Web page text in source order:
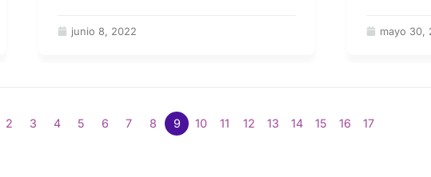
junio 8, 2022 mayo 30,
2 3 4 5 6 7 8 9 10 11 12 13 14 15 16 17